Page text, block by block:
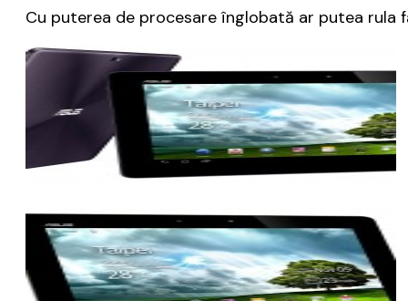
Cu puterea de procesare înglobată ar putea rula